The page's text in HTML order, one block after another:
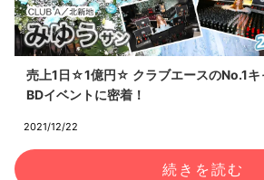
2021/12/22
売上1日☆1億円☆ クラブエースのNo.1キ
BDイベントに密着！
続きを読む